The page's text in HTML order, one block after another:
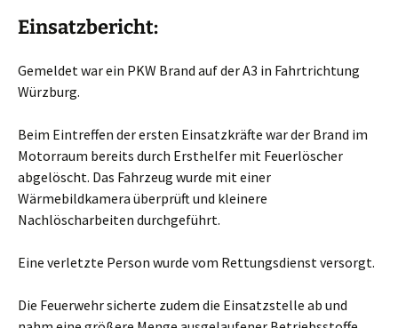
Einsatzbericht:
Gemeldet war ein PKW Brand auf der A3 in Fahrtrichtung
Würzburg.
Beim Eintreffen der ersten Einsatzkräfte war der Brand im
Motorraum bereits durch Ersthelfer mit Feuerlöscher
abgelöscht. Das Fahrzeug wurde mit einer
Wärmebildkamera überprüft und kleinere
Nachlöscharbeiten durchgeführt.
Eine verletzte Person wurde vom Rettungsdienst versorgt.
Die Feuerwehr sicherte zudem die Einsatzstelle ab und